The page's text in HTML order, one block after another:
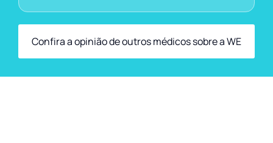
Confira a opinião de outros médicos sobre a WE